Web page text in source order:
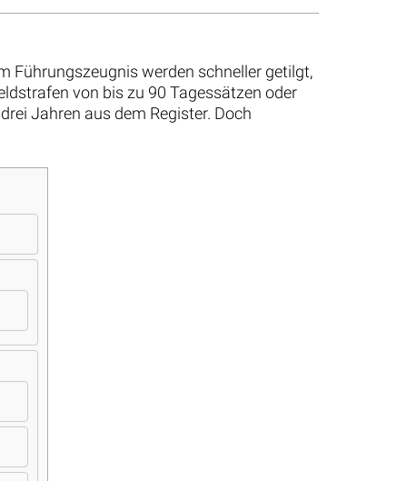
Führungszeugnis werden schneller getilgt,
von bis zu 90 Tagessätzen oder
Jahren aus dem Register. Doch